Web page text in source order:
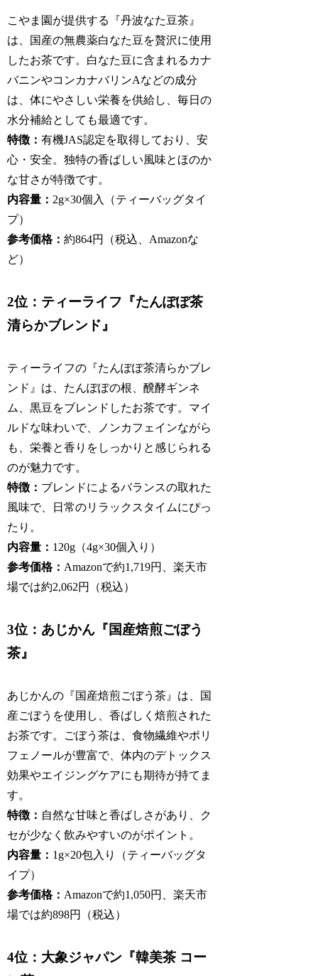
こやま園が提供する『丹波なた豆茶』
は、国産の無農薬白なた豆を贅沢に使用
したお茶です。白なた豆に含まれるカナ
バニンやコンカナバリンAなどの成分
は、体にやさしい栄養を供給し、毎日の
水分補給としても最適です。
特徴：有機JAS認定を取得しており、安
心・安全。独特の香ばしい風味とほのか
な甘さが特徴です。
内容量： 2g×30個入（ティーバッグタイ
プ）
参考価格：約864円（税込、Amazonな
ど）
2位：ティーライフ『たんぽぽ茶
清らかブレンド』
ティーライフの『たんぽぽ茶清らかブレ
ンド』は、たんぽぽの根、醗酵ギンネ
ム、黒豆をブレンドしたお茶です。マイ
ルドな味わいで、ノンカフェインながら
も、栄養と香りをしっかりと感じられる
のが魅力です。
特徴： ブレンドによるバランスの取れた
風味で、日常のリラックスタイムにぴっ
たり。
内容量： 120g（4g×30個入り）
参考価格： Amazonで約1,719円、楽天市
場では約2,062円（税込）
3位：あじかん『国産焙煎ごぼう
茶』
あじかんの『国産焙煎ごぼう茶』は、国
産ごぼうを使用し、香ばしく焙煎された
お茶です。ごぼう茶は、食物繊維やポリ
フェノールが豊富で、体内のデトックス
効果やエイジングケアにも期待が持てま
す。
特徴： 自然な甘味と香ばしさがあり、ク
セが少なく飲みやすいのがポイント。
内容量： 1g×20包入り（ティーバッグタ
イプ）
参考価格： Amazonで約1,050円、楽天市
場では約898円（税込）
4位：大象ジャパン『韓美茶 コー